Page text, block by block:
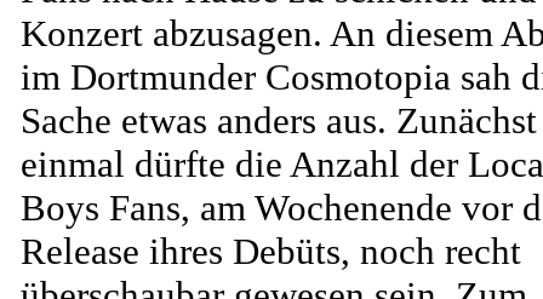
Konzert abzusagen. An diesem
im Dortmunder Cosmotopia sah
Sache etwas anders aus. Zunächst
einmal dürfte die Anzahl der
Boys Fans, am Wochenende vor
Release ihres Debüts, noch recht